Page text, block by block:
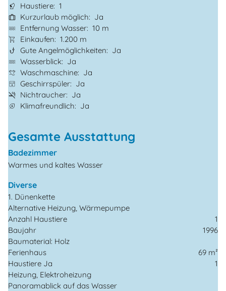
Haustiere 1
Kurzurlaub möglich
Ja
Entfernung Wasser 10 m
Einkaufen
1.200 m
Gute Angelmöglichkeiten
Ja
Wasserblick
Ja
Waschmaschine
Ja
Geschirrspüler
Ja
Nichtraucher
Ja
Klimafreundlich
Ja
Gesamte Ausstattung
Badezimmer
Warmes und kaltes Wasser
Diverse
1. Dünenkette
Alternative Heizung, Wärmepumpe
Anzahl Haustiere
1
Baujahr
1996
Baumaterial: Holz
Ferienhaus
69 m²
Haustiere Ja
1
Heizung, Elektroheizung
Panoramablick auf das Wasser